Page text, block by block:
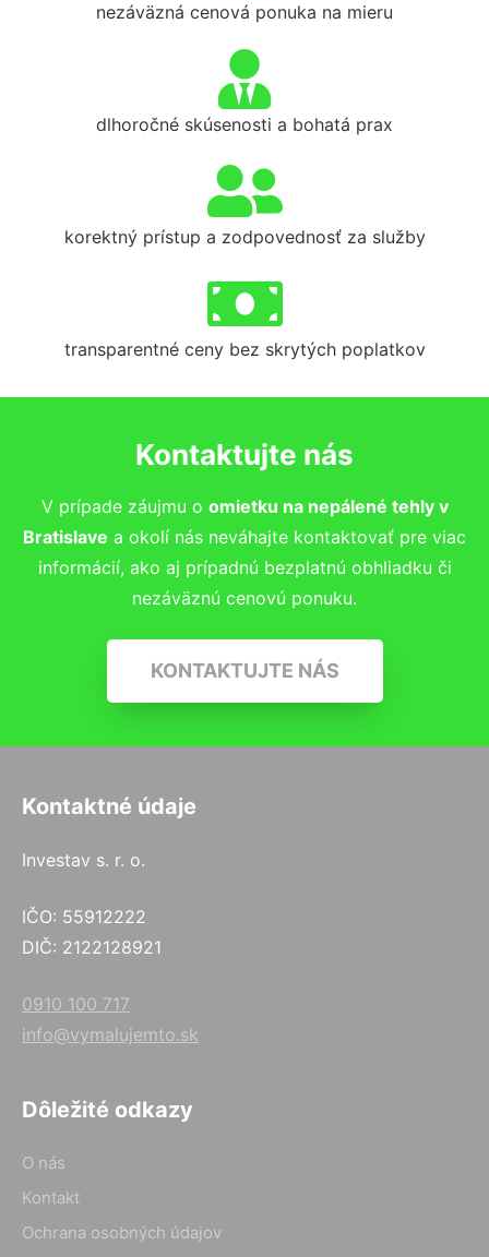
nezáväzná cenová ponuka na mieru
dlhoročné skúsenosti a bohatá prax
korektný prístup a zodpovednosť za služby
transparentné ceny bez skrytých poplatkov
Kontaktujte nás
V prípade záujmu o omietku na nepálené tehlyv
Bratislave a okolí nás neváhajte kontaktovať pre viac
informácií, ako aj prípadnú bezplatnú obhliadku či
nezáväznú cenovú ponuku.
KONTAKTUJTE NÁS
Kontaktné údaje
Investav s. r. o.
IČO: 55912222
DIČ: 2122128921
0910 100 717
info@vymalujemto.sk
Dôležité odkazy
O nás
Kontakt
Ochrana osobných údajov